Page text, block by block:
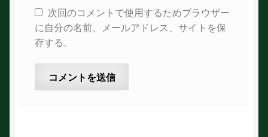
次回のコメントで使用するためブラウザー
に自分の名前、メールアドレス、サイトを保
存する。